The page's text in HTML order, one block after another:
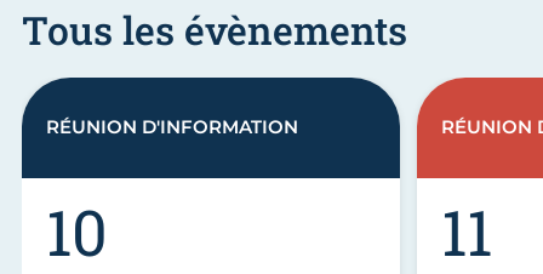
Tous les évènements
10
RÉUNION D'INFORMATION
11
RÉUNION